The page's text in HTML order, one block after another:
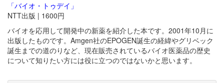
「バイオ・トゥデイ」
NTT出版 | 1600円
バイオを応用して開発中の新薬を紹介した本です。2001年10月に
出版したものです。Amgen社のEPOGEN誕生の経緯やグリベック
誕生までの道のりなど、現在販売されているバイオ医薬品の歴史
について知りたい方には役に立つのではないかと思います。